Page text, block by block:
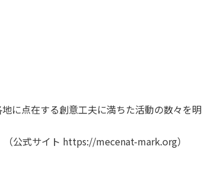
に点在する創意工夫に満ちた活動の数々を明
公式サイト https://mecenat-mark.org）